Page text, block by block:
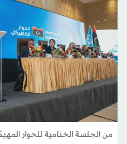
من الجلسة الختامية للحوار